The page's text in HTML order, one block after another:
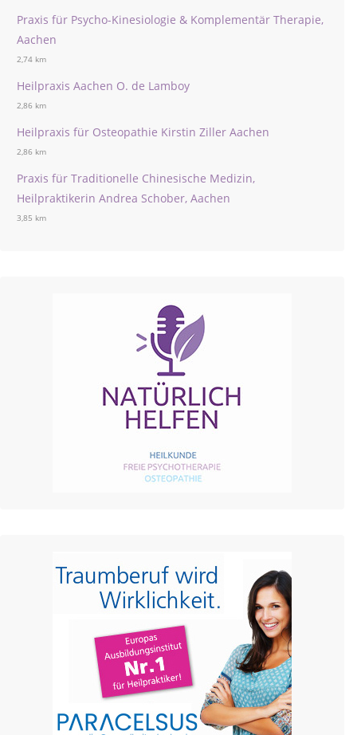
Praxis für Psycho-Kinesiologie & Komplementär Therapie,
Aachen
2,74 km
Heilpraxis Aachen O. de Lamboy
2,86 km
Heilpraxis für Osteopathie Kirstin Ziller Aachen
2,86 km
Praxis für Traditionelle Chinesische Medizin,
Heilpraktikerin Andrea Schober, Aachen
3,85 km